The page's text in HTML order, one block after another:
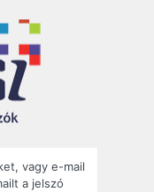
vagy e-mail
a jelszó